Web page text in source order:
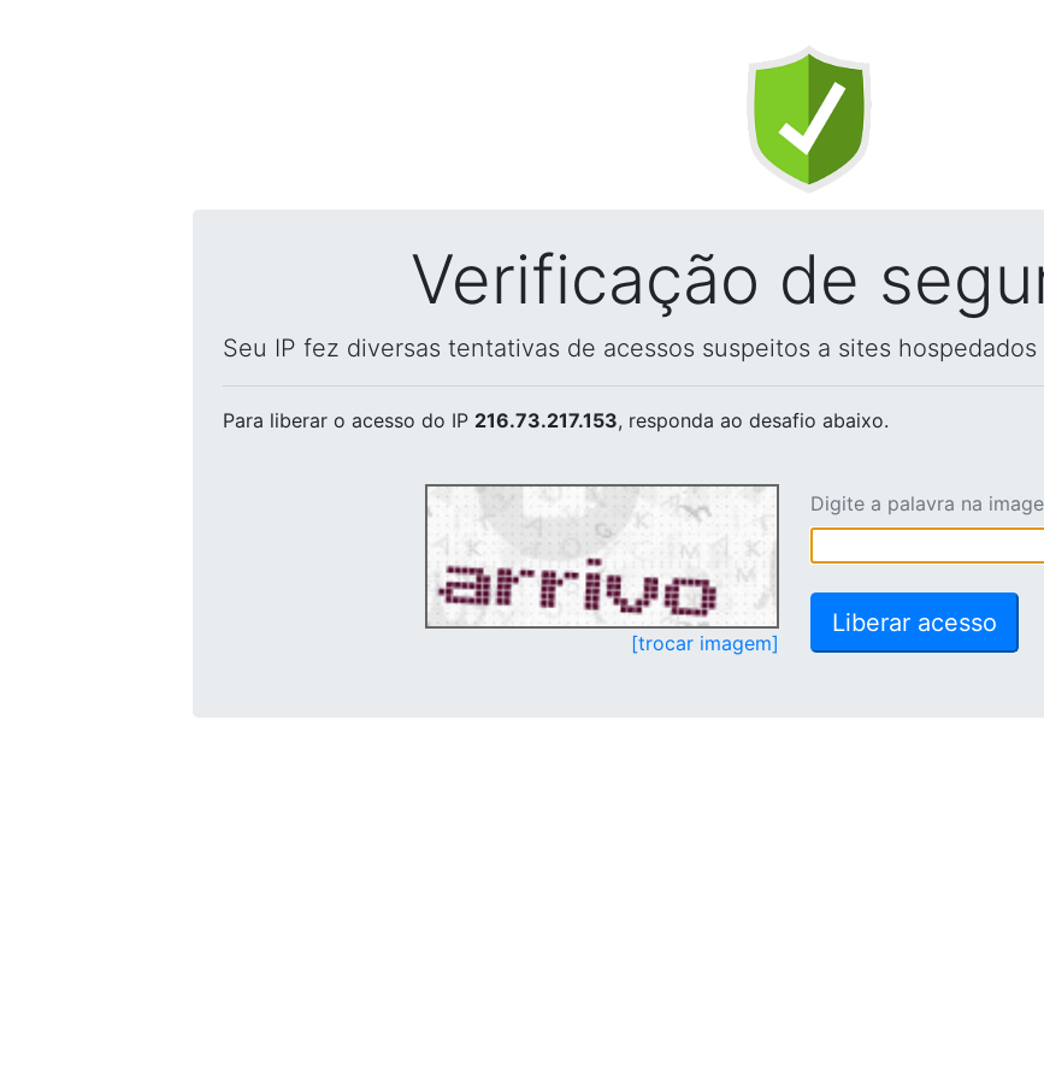
Verificação de
Seu IP fez diversas tentativas de acessos suspeitos a sites hospedados
Para liberar o acesso do IP 216.73.217.153, responda ao desafio abaixo.
[trocar imagem]
Digite a palavra na